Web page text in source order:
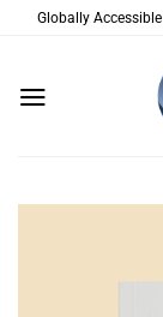
Globally